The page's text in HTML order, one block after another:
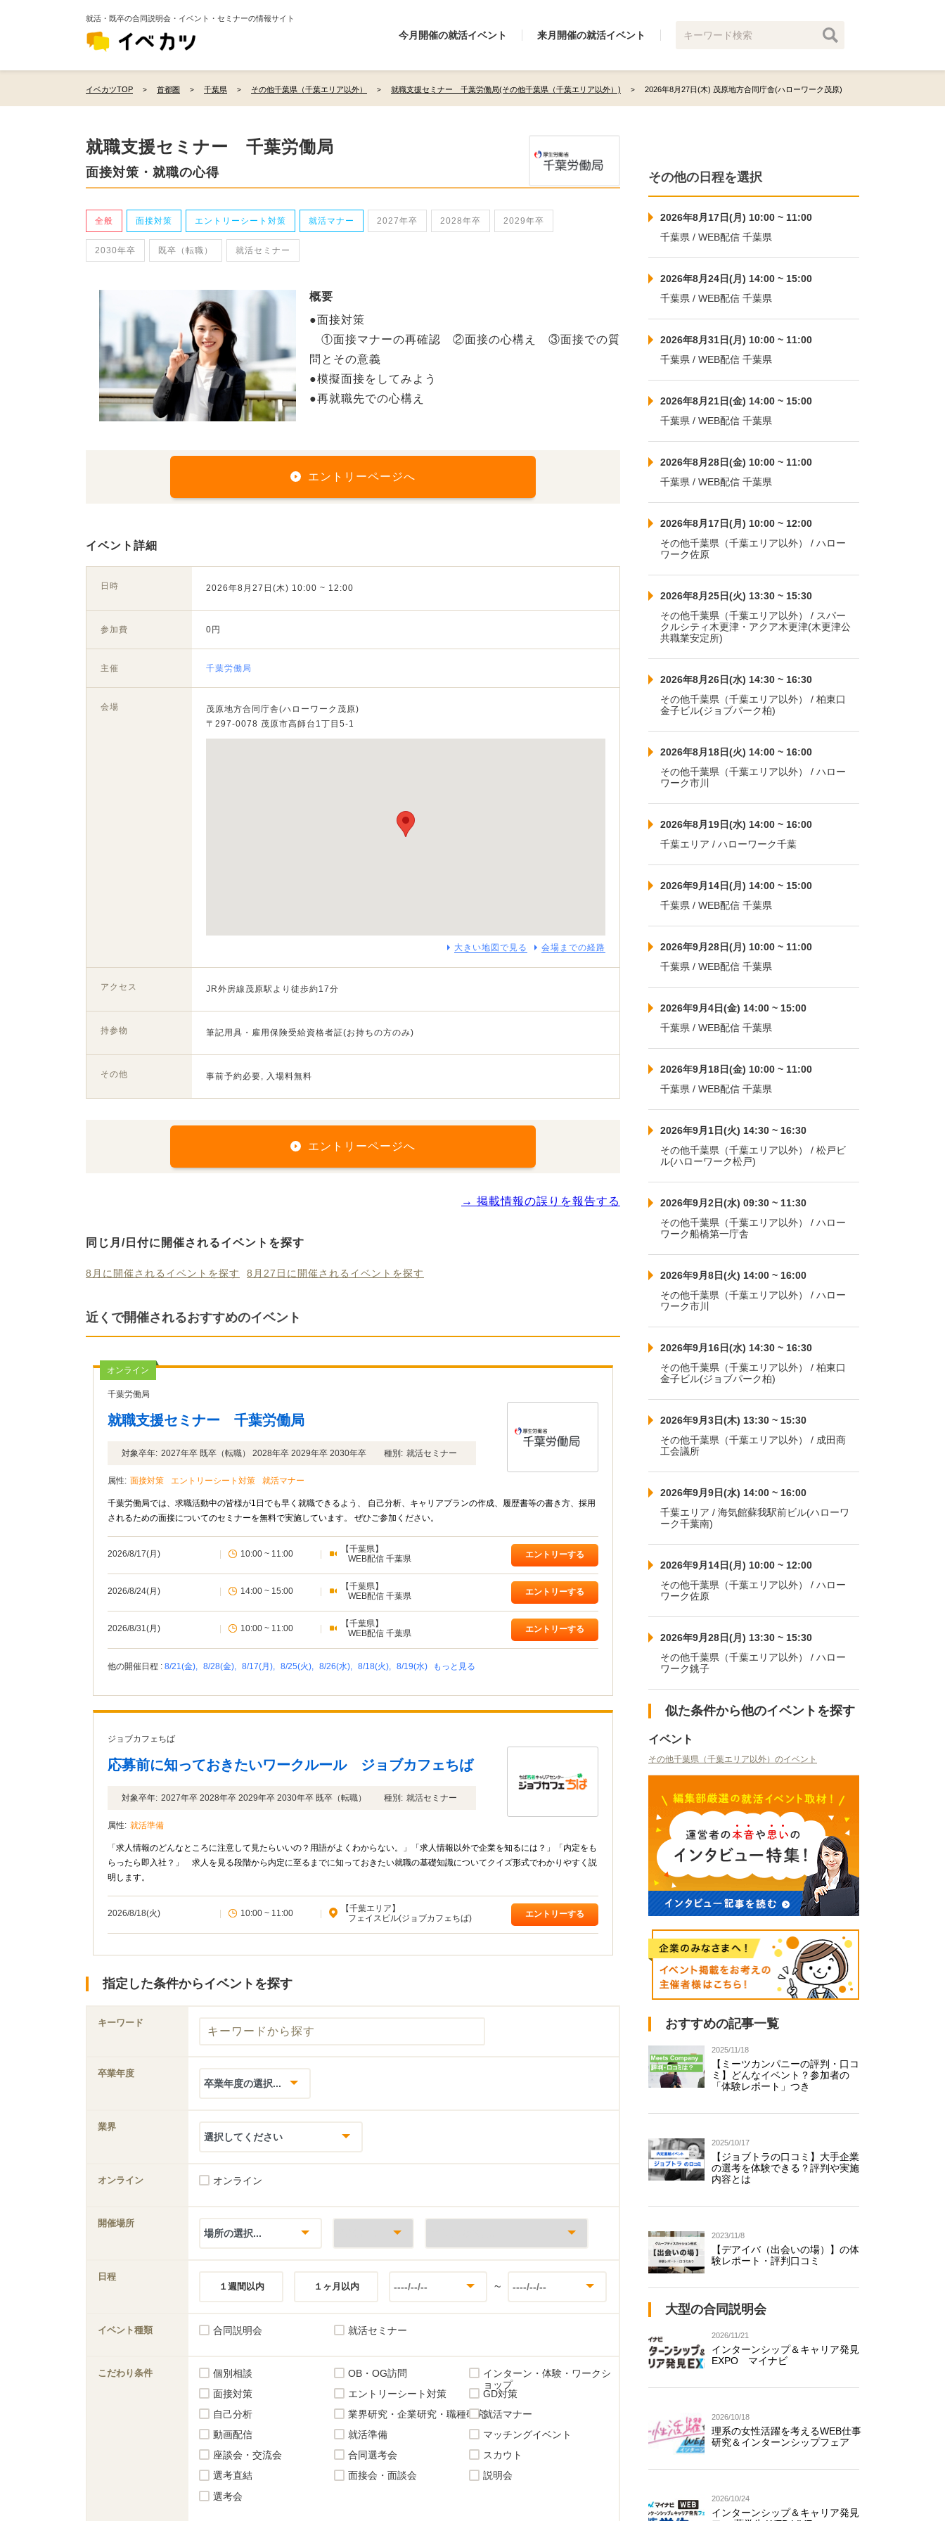
就活・既卒の合同説明会・イベント・セミナーの情報サイト
今月開催の就活イベント 来月開催の就活イベント
イベカツTOP 首都圏 千葉県 その他千葉県（千葉エリア以外） 就職支援セミナー 千葉労働局(その他千葉県（千葉エリア以外）) 2026年8月27日(木) 茂原地方合同庁舎(ハローワーク茂原)
就職支援セミナー 千葉労働局
面接対策・就職の心得
全般 面接対策 エントリーシート対策 就活マナー 2027年卒 2028年卒 2029年卒
2030年卒 既卒（転職） 就活セミナー
概要
●面接対策
①面接マナーの再確認 ②面接の心構え ③面接での質
問とその意義
●模擬面接をしてみよう
●再就職先での心構え
エントリーページへ
イベント詳細
日時 2026年8月27日(木) 10:00 ~ 12:00
参加費 0円
主催 千葉労働局
会場
茂原地方合同庁舎(ハローワーク茂原)
〒297-0078 茂原市高師台1丁目5-1
大きい地図で見る 会場までの経路
アクセス JR外房線茂原駅より徒歩約17分
持参物 筆記用具・雇用保険受給資格者証(お持ちの方のみ)
その他 事前予約必要, 入場料無料
エントリーページへ
→ 掲載情報の誤りを報告する
同じ月/日付に開催されるイベントを探す
8月に開催されるイベントを探す 8月27日に開催されるイベントを探す
近くで開催されるおすすめのイベント
オンライン
千葉労働局
就職支援セミナー 千葉労働局
対象卒年: 2027年卒 既卒（転職） 2028年卒 2029年卒 2030年卒 種別: 就活セミナー
属性: 面接対策 エントリーシート対策 就活マナー
千葉労働局では、求職活動中の皆様が1日でも早く就職できるよう、 自己分析、キャリアプランの作成、履歴書等の書き方、採用
されるための面接についてのセミナーを無料で実施しています。 ぜひご参加ください。
2026/8/17(月) | 10:00 ~ 11:00 |
【千葉県】
WEB配信 千葉県
エントリーする
2026/8/24(月) | 14:00 ~ 15:00 |
【千葉県】
WEB配信 千葉県
エントリーする
2026/8/31(月) | 10:00 ~ 11:00 |
【千葉県】
WEB配信 千葉県
エントリーする
他の開催日程 : 8/21(金), 8/28(金), 8/17(月), 8/25(火), 8/26(水), 8/18(火), 8/19(水) もっと見る
ジョブカフェちば
応募前に知っておきたいワークルール ジョブカフェちば
対象卒年: 2027年卒 2028年卒 2029年卒 2030年卒 既卒（転職） 種別: 就活セミナー
属性: 就活準備
「求人情報のどんなところに注意して見たらいいの？用語がよくわからない。」「求人情報以外で企業を知るには？」「内定をも
らったら即入社？」 求人を見る段階から内定に至るまでに知っておきたい就職の基礎知識についてクイズ形式でわかりやすく説
明します。
2026/8/18(火) | 10:00 ~ 11:00 |
【千葉エリア】
フェイスビル(ジョブカフェちば)
エントリーする
指定した条件からイベントを探す
キーワード
卒業年度
業界
オンライン オンライン
開催場所
日程
１週間以内
１ヶ月以内 ~
イベント種類 合同説明会 就活セミナー
こだわり条件 個別相談 OB・OG訪問
インターン・体験・ワークシ
ョップ
面接対策
エントリーシート対策
GD対策
自己分析
業界研究・企業研究・職種研究就活マナー
動画配信
就活準備
マッチングイベント
座談会・交流会
合同選考会
スカウト
選考直結
面接会・面談会
説明会
選考会
その他の日程を選択
2026年8月17日(月) 10:00 ~ 11:00
千葉県 / WEB配信 千葉県
2026年8月24日(月) 14:00 ~ 15:00
千葉県 / WEB配信 千葉県
2026年8月31日(月) 10:00 ~ 11:00
千葉県 / WEB配信 千葉県
2026年8月21日(金) 14:00 ~ 15:00
千葉県 / WEB配信 千葉県
2026年8月28日(金) 10:00 ~ 11:00
千葉県 / WEB配信 千葉県
2026年8月17日(月) 10:00 ~ 12:00
その他千葉県（千葉エリア以外） / ハロー
ワーク佐原
2026年8月25日(火) 13:30 ~ 15:30
その他千葉県（千葉エリア以外） / スパー
クルシティ木更津・アクア木更津(木更津公
共職業安定所)
2026年8月26日(水) 14:30 ~ 16:30
その他千葉県（千葉エリア以外） / 柏東口
金子ビル(ジョブパーク柏)
2026年8月18日(火) 14:00 ~ 16:00
その他千葉県（千葉エリア以外） / ハロー
ワーク市川
2026年8月19日(水) 14:00 ~ 16:00
千葉エリア / ハローワーク千葉
2026年9月14日(月) 14:00 ~ 15:00
千葉県 / WEB配信 千葉県
2026年9月28日(月) 10:00 ~ 11:00
千葉県 / WEB配信 千葉県
2026年9月4日(金) 14:00 ~ 15:00
千葉県 / WEB配信 千葉県
2026年9月18日(金) 10:00 ~ 11:00
千葉県 / WEB配信 千葉県
2026年9月1日(火) 14:30 ~ 16:30
その他千葉県（千葉エリア以外） / 松戸ビ
ル(ハローワーク松戸)
2026年9月2日(水) 09:30 ~ 11:30
その他千葉県（千葉エリア以外） / ハロー
ワーク船橋第一庁舎
2026年9月8日(火) 14:00 ~ 16:00
その他千葉県（千葉エリア以外） / ハロー
ワーク市川
2026年9月16日(水) 14:30 ~ 16:30
その他千葉県（千葉エリア以外） / 柏東口
金子ビル(ジョブパーク柏)
2026年9月3日(木) 13:30 ~ 15:30
その他千葉県（千葉エリア以外） / 成田商
工会議所
2026年9月9日(水) 14:00 ~ 16:00
千葉エリア / 海気館蘇我駅前ビル(ハローワ
ーク千葉南)
2026年9月14日(月) 10:00 ~ 12:00
その他千葉県（千葉エリア以外） / ハロー
ワーク佐原
2026年9月28日(月) 13:30 ~ 15:30
その他千葉県（千葉エリア以外） / ハロー
ワーク銚子
似た条件から他のイベントを探す
イベント
その他千葉県（千葉エリア以外）のイベント
おすすめの記事一覧
2025/11/18
【ミーツカンパニーの評判・口コ
ミ】どんなイベント？参加者の
「体験レポート」つき
2025/10/17
【ジョブトラの口コミ】大手企業
の選考を体験できる？評判や実施
内容とは
2023/11/8
【デアイバ（出会いの場）】の体
験レポート・評判口コミ
大型の合同説明会
2026/11/21
インターンシップ＆キャリア発見
EXPO マイナビ
2026/10/18
理系の女性活躍を考えるWEB仕事
研究＆インターンシップフェア
2026/10/24
インターンシップ＆キャリア発見